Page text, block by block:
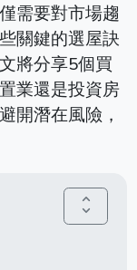
需要對市場趨
關鍵的選屋訣
將分享5個買
業還是投資房
開潛在風險，
unfold_more